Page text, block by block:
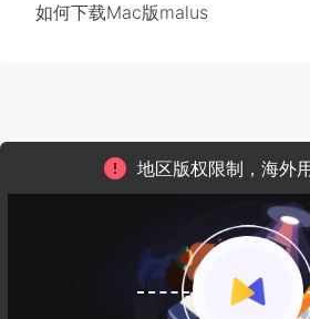
如何下载Mac版malus
地区版权限制，海外